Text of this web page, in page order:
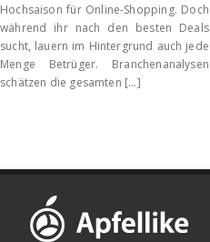
Hochsaison für Online-Shopping. Doch
während ihr nach den besten Deals
sucht, lauern im Hintergrund auch jede
Menge Betrüger. Branchenanalysen
schätzen die gesamten [...]